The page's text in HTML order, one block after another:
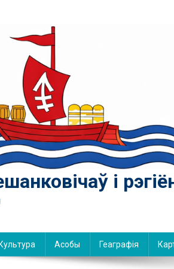
і
Культура Асобы Геаграфія